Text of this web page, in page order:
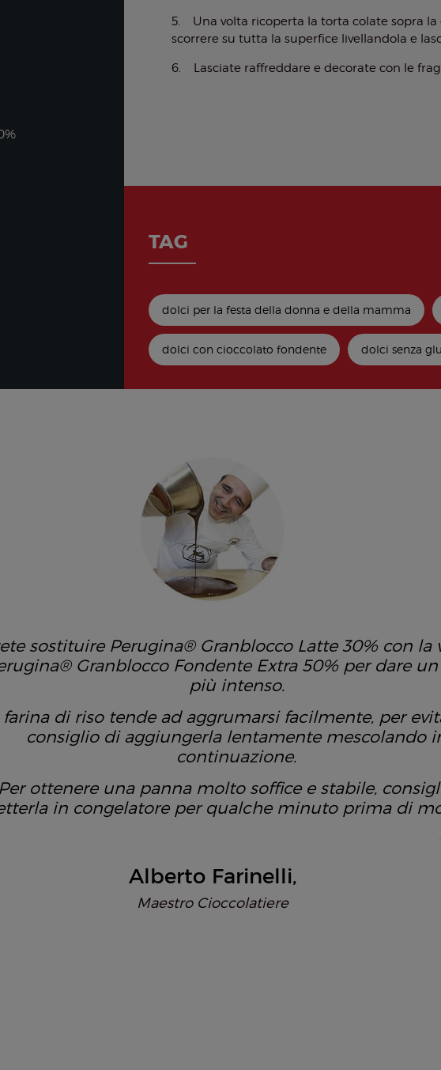
5. Una volta ricoperta la torta colate sopra la
scorrere su tutta la superfice livellandola e
6. Lasciate raffreddare e decorate con le
TAG
dolci per la festa della donna e della mamma
dolci con cioccolato fondente dolci senza
sostituire Perugina® Granblocco Latte 30% con la
Granblocco Fondente Extra 50% per dare
più intenso.
farina di riso tende ad aggrumarsi facilmente, per
consiglio di aggiungerla lentamente mescolando
continuazione.
Per ottenere una panna molto soffice e stabile,
in congelatore per qualche minuto prima di
Alberto Farinelli
Maestro Cioccolatiere